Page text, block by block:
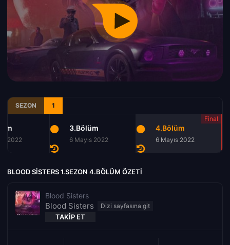
SEZON 1
2022
3.Bölüm
6 Mayıs 2022
4.Bölüm
6 Mayıs 2022
BLOOD SISTERS 1.SEZON 4.BÖLÜM ÖZETI
Blood Sisters
Blood Sisters
TAKIP ET